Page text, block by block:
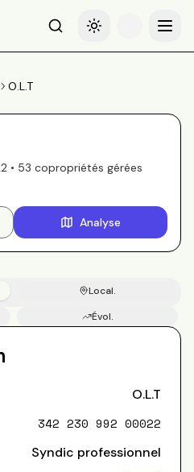
RechercheBasculer le thème
Menu
O.L.T
• 53 copropriétés gérées
Analyse
Local.
Évol.
O.L.T
342 230 992 00022
Syndic professionnel